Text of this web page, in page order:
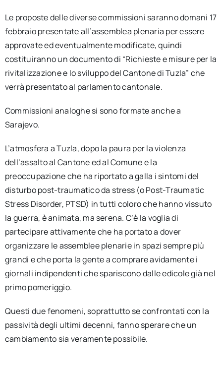
Le proposte delle diverse commissioni saranno domani 17
febbraio presentate all’assemblea plenaria per essere
approvate ed eventualmente modificate, quindi
costituiranno un documento di “Richieste e misure per la
rivitalizzazione e lo sviluppo del Cantone di Tuzla” che
verrà presentato al parlamento cantonale.
Commissioni analoghe si sono formate anche a
Sarajevo.
L’atmosfera a Tuzla, dopo la paura per la violenza
dell’assalto al Cantone ed al Comune e la
preoccupazione che ha riportato a galla i sintomi del
disturbo post-traumatico da stress (o Post-Traumatic
Stress Disorder, PTSD) in tutti coloro che hanno vissuto
la guerra, è animata, ma serena. C’è la voglia di
partecipare attivamente che ha portato a dover
organizzare le assemblee plenarie in spazi sempre più
grandi e che porta la gente a comprare avidamente i
giornali indipendenti che spariscono dalle edicole già nel
primo pomeriggio.
Questi due fenomeni, soprattutto se confrontati con la
passività degli ultimi decenni, fanno sperare che un
cambiamento sia veramente possibile.